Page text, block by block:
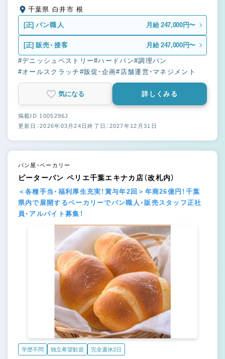
千葉県 白井市 根
[正] パン職人 月給 247,000円〜
[正] 販売・接客 月給 247,000円〜
#デニッシュペストリー#ハードパン#調理パン
#オールスクラッチ #販促・企画#店舗運営・マネジメント
気になる 詳しくみる
掲載ID 1005296J
更新日：2026年03月24日終了日：2027年12月31日
パン屋・ベーカリー
ピーターパン ペリエ千葉エキナカ店（改札内）
＜各種手当・福利厚生充実！賞与年2回＞年商26億円！千葉
県内で展開するベーカリーでパン職人・販売スタッフ正社
員・アルバイト募集！
学歴不問 独立希望歓迎 完全週休2日